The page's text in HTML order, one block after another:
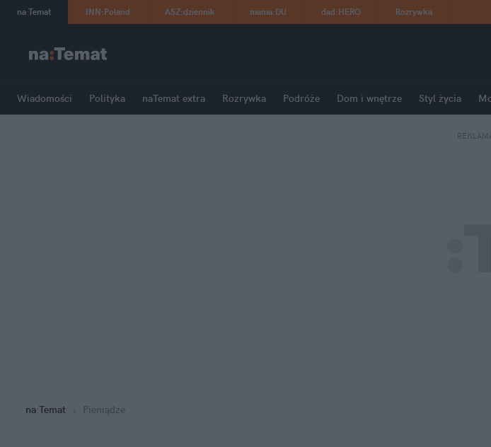
na:Temat INN:Poland ASZ:dziennik mama:DU dad:HERO Rozrywka
Wiadomości Polityka naTemat extra Rozrywka Podróże Dom i wnętrze Styl życia
na:Temat Pieniądze